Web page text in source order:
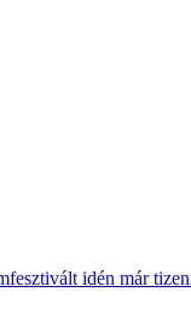
idén már